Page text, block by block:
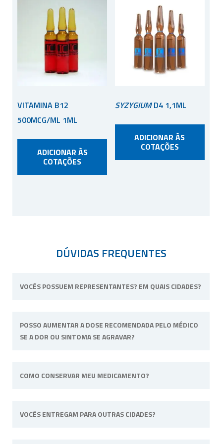
VITAMINA B12
500MCG/ML 1ML
ADICIONAR ÀS
COTAÇÕES
SYZYGIUMD4 1,1ML
ADICIONAR ÀS
COTAÇÕES
DÚVIDAS FREQUENTES
VOCÊS POSSUEM REPRESENTANTES? EM QUAIS CIDADES?
unidade física fica situada em Ribeirão Preto,
interior de São Paulo.
POSSO AUMENTAR A DOSE RECOMENDADA PELO MÉDICO
SE A DOR OU SINTOMA SE AGRAVAR?
acompanha para alterar a dose ou posologia
COMO CONSERVAR MEU MEDICAMENTO?
a fórmula tiver uma necessidade específica irá
VOCÊS ENTREGAM PARA OUTRAS CIDADES?